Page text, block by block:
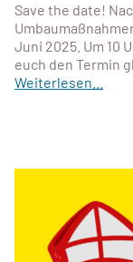
Save the date!
Juni 2025. Um 10
euch den Termin
Weiterlesen...